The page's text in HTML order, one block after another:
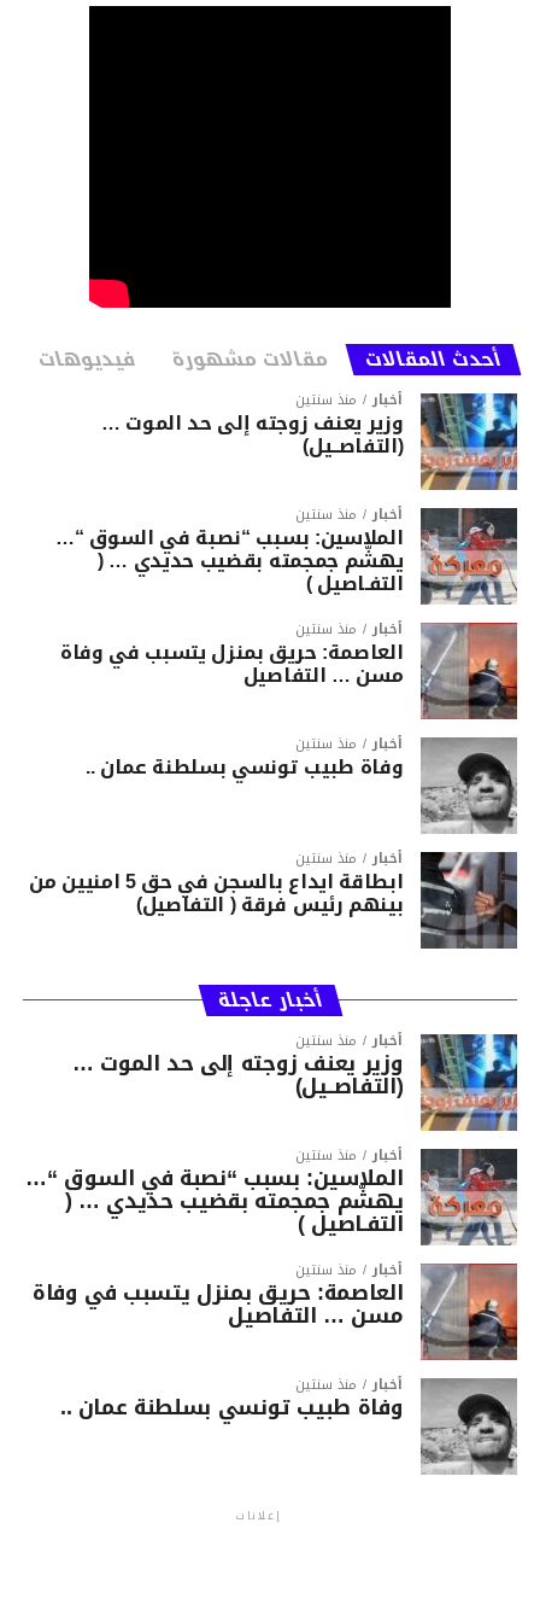
أحدث المقالات مقالات مشهورة فيديوهات
أخبار منذ سنتين
وزير يعنف زوجته إلى حد الموت …
(التفاصــيل)
أخبار منذ سنتين
الملاسين: بسبب “نصبة في السوق “…
يهشّم جمجمته بقضيب حديدي … (
التفـاصيل )
أخبار منذ سنتين
العاصمة: حريق بمنزل يتسبب في وفاة
مسن … التفاصيل
أخبار منذ سنتين
وفاة طبيب تونسي بسلطنة عمان ..
أخبار منذ سنتين
ابطاقة ايداع بالسجن في حق 5 امنيين من
بينهم رئيس فرقة ( التفاصيل)
أخبار عاجلة
أخبار منذ سنتين
وزير يعنف زوجته إلى حد الموت …
(التفاصــيل)
أخبار منذ سنتين
الملاسين: بسبب “نصبة في السوق “…
يهشّم جمجمته بقضيب حديدي … (
التفـاصيل )
أخبار منذ سنتين
العاصمة: حريق بمنزل يتسبب في وفاة
مسن … التفاصيل
أخبار منذ سنتين
وفاة طبيب تونسي بسلطنة عمان ..
إعلانات